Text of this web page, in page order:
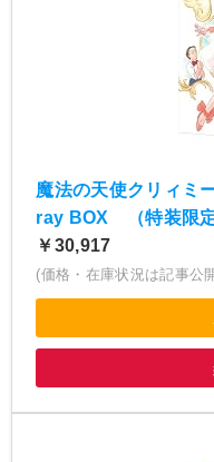
魔法の天使クリィ
ray BOX （特装限定
￥30,917
(価格・在庫状況は記事公